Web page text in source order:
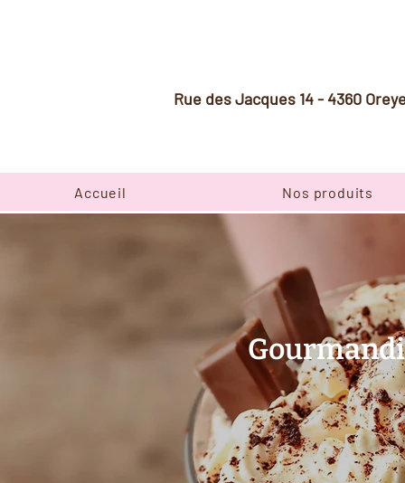
Rue des Jacques 14 - 4360
Accueil Nos produits